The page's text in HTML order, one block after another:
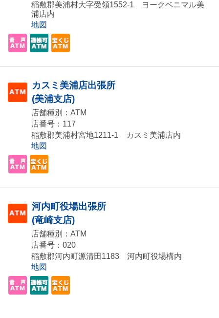
稲敷郡美浦村大字受領1552-1 ヨークベニマル美
浦店内
地図
カスミ美浦店出張所
(美浦支店)
店舗種別：ATM
店番号：117
稲敷郡美浦村宮地1211-1 カスミ美浦店内
地図
河内町役場出張所
(竜崎支店)
店舗種別：ATM
店番号：020
稲敷郡河内町源清田1183 河内町役場構内
地図